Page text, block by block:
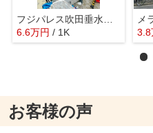
6.6万円 / 1K
メ
3.8
お客様の声